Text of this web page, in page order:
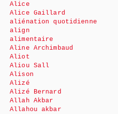
Alice
Alice Gaillard
aliénation quotidienne
align
alimentaire
Aline Archimbaud
Aliot
Aliou Sall
Alison
Alizé
Alizé Bernard
Allah Akbar
Allahou akbar